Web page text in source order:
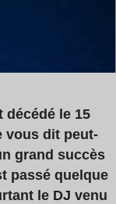
décédé le 15
vous dit peut-
grand succès
passé quelque
le DJ venu